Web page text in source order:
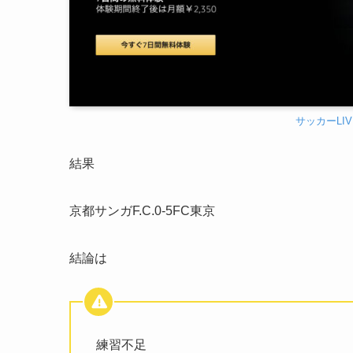
サッカー
結果
京都サンガF.C.0-5FC東京
結論は
練習不足